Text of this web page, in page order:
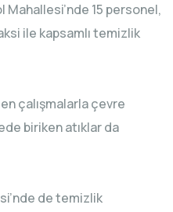
Mahallesi’nde 15 personel,
ile kapsamlı temizlik
çalışmalarla çevre
biriken atıklar da
de temizlik